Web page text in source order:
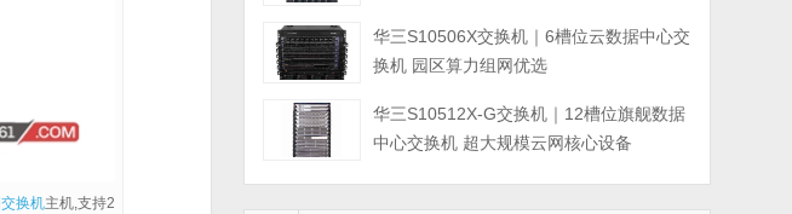
交换机主机,支持2
华三S10506X交换机｜6槽位云数据中心交
换机 园区算力组网优选
华三S10512X-G交换机｜12槽位旗舰数据
中心交换机 超大规模云网核心设备